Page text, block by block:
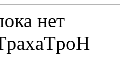
нет